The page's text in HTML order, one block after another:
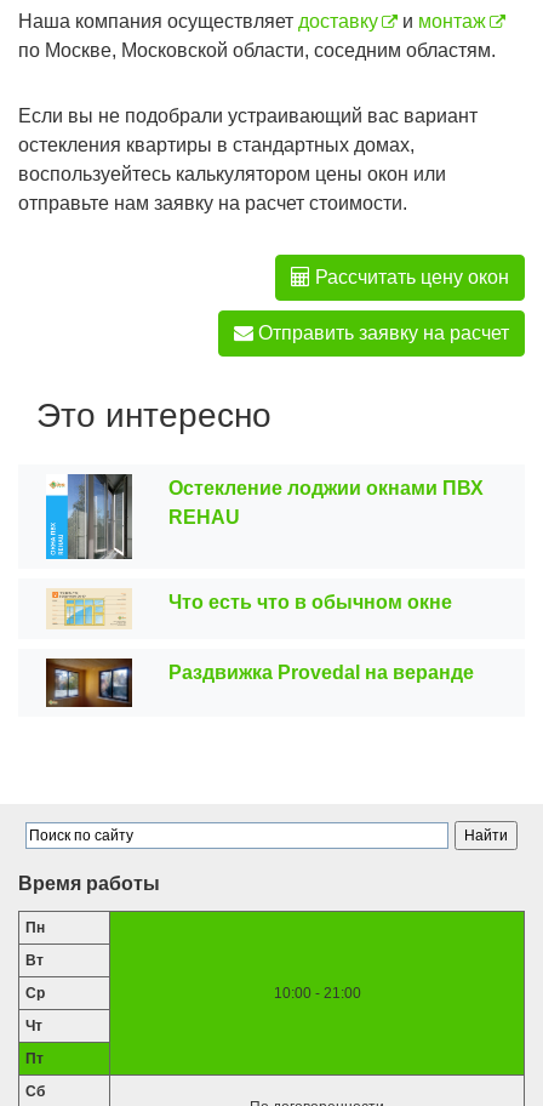
Наша компания осуществляет доставку и монтаж
по Москве, Московской области, соседним областям.
Если вы не подобрали устраивающий вас вариант
остекления квартиры в стандартных домах,
воспользуейтесь калькулятором цены окон или
отправьте нам заявку на расчет стоимости.
Рассчитать цену окон
Отправить заявку на расчет
Это интересно
Остекление лоджии окнами ПВХ
REHAU
Что есть что в обычном окне
Раздвижка Provedal на веранде
Время работы
Пн
10:00 - 21:00
Вт
Ср
Чт
Пт
Сб